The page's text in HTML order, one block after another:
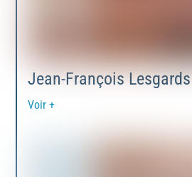
Jean-François Lesgards
Voir +